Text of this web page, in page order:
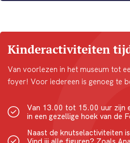
Kinderactiviteiten
Van voorlezen in het museum tot
foyer! Voor iedereen is genoeg te
Van 13.00 tot 15.00 uur zijn
in een gezellige hoek van de
Naast de knutselactiviteiten